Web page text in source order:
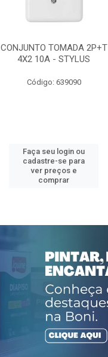
CONJUNTO TOMADA 2P+T
4X2 10A - STYLUS
Código: 639090
Faça seu login ou
cadastre-se para
ver preços e
comprar